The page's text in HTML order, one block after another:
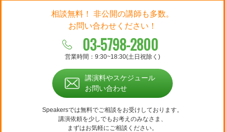
相談無料！ 非公開の講師も多数。
お問い合わせください！
03-5798-2800
営業時間：9:30~18:30(土日祝除く)
講演料やスケジュール
お問い合わせ
Speakersでは無料でご相談をお受けしております。
講演依頼を少しでもお考えのみなさま、
まずはお気軽にご相談ください。